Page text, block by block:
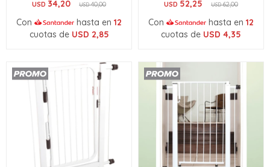
USD 34,20 USD40,00
Con hasta en 12
cuotas de USD 2,85
USD 52,25 USD62,00
Con hasta en 12
cuotas de USD 4,35